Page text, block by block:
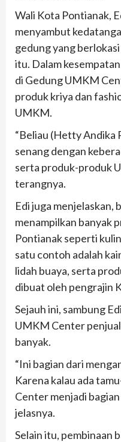
Wali Kota Pontianak,
menyambut
gedung yang
itu. Dalam
di Gedung UMKM
produk kriya dan
UMKM.
“Beliau (Hetty Andika
senang dengan
serta produk-produk
terangnya.
Edi juga
menampilkan banyak
Pontianak seperti
satu contoh adalah
lidah buaya, serta
dibuat oleh pengrajin
Sejauh ini, sambung
UMKM Center
banyak.
“Ini bagian dari
Karena kalau ada
Center menjadi
jelasnya.
Selain itu, pembinaan